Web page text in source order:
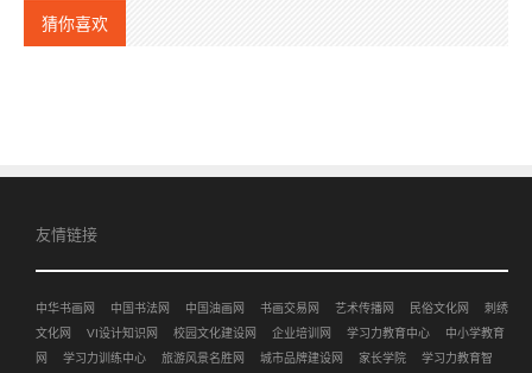
猜你喜欢
友情链接
中华书画网 中国书法网 中国油画网 书画交易网 艺术传播网 民俗文化网
刺绣
文化网
VI设计知识网 校园文化建设网 企业培训网 学习力教育中心
中小学教育
网
学习力训练中心 旅游风景名胜网 城市品牌建设网 家长学院
学习力教育智